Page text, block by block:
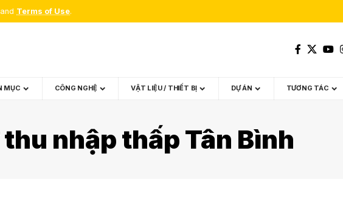
and Terms of Use.
MỤC CÔNG NGHỆ VẬT LIỆU / THIẾT BỊ DỰ ÁN TƯƠNG TÁC
nhập thấp Tân Bình